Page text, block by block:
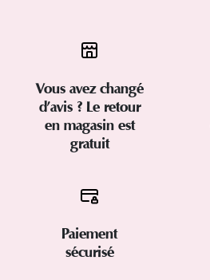
Vous avez changé
d’avis ? Le retour
en magasin est
gratuit
Paiement
sécurisé